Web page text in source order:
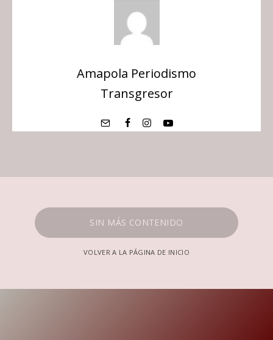
Amapola Periodismo
Transgresor
SIN MÁS CONTENIDO
VOLVER A LA PÁGINA DE INICIO